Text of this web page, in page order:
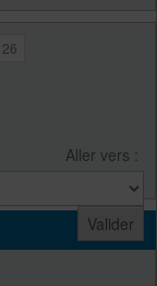
26
Aller vers :